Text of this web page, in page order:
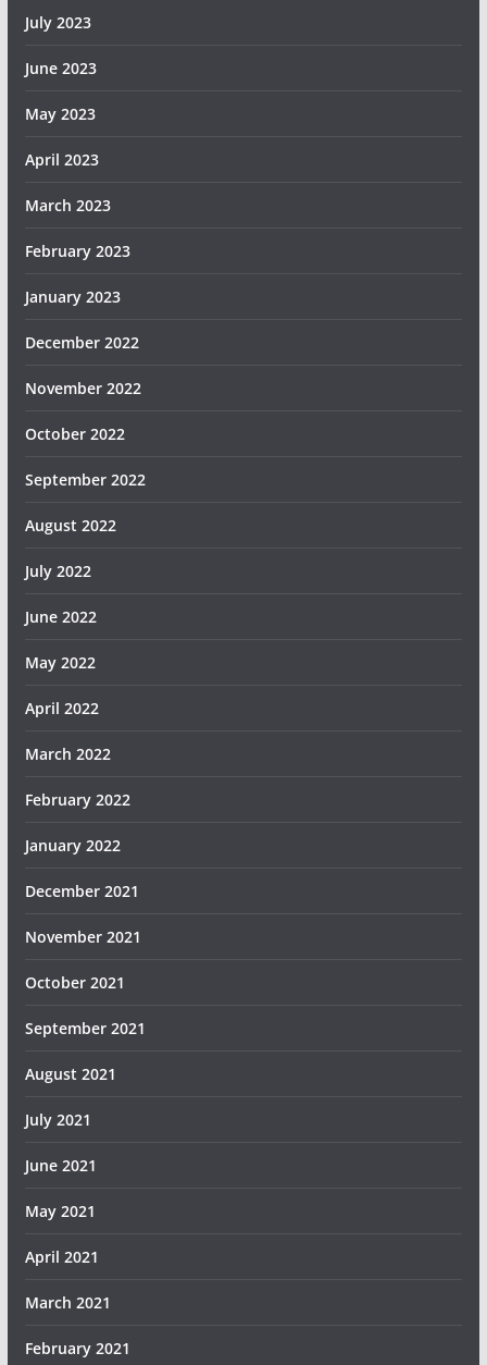
July 2023
June 2023
May 2023
April 2023
March 2023
February 2023
January 2023
December 2022
November 2022
October 2022
September 2022
August 2022
July 2022
June 2022
May 2022
April 2022
March 2022
February 2022
January 2022
December 2021
November 2021
October 2021
September 2021
August 2021
July 2021
June 2021
May 2021
April 2021
March 2021
February 2021